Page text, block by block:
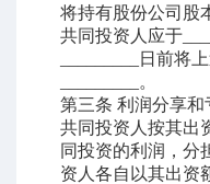
将持有股份公司股
共同投资人应于
日前将
。
第三条 利润分享和
共同投资人按其出
同投资的利润，分
资人各自以其出资